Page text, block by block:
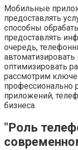
Мобильные
предоставлять
способны
предоставлять
очередь,
оптимизировать
рассмотрим
профессионально
приложений,
бизнеса.
"Роль